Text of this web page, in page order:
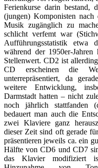
Ferienkurse darin bestand,
(jungen) Komponisten
Musik zugänglich zu
schlicht verfemt war
Aufführungsstatistik etwa
während der 1950er-
Stellenwert. CD2 ist
CD erscheinen die
unterrepräsentiert, da
weitere Entwicklung,
Darmstadt hatten – nicht
noch jährlich stattfanden
bedauert man auch die
zwei Klaviere ganz
dieser Zeit sind oft gerade
präsentieren jeweils ca. ein
Hälfte von CD6 und CD7
das Klavier modifiziert